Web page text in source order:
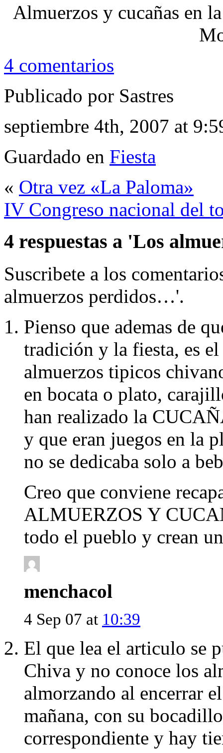
Almuerzos y cucañas en
4 comentarios
Publicado por Sastres
septiembre 4th, 2007 at
Guardado en Fiesta
« Otra vez «La Paloma»
IV Congreso nacional del
4 respuestas a 'Los
Suscribete a los
almuerzos perdidos…'.
Pienso que ademas de
tradición y la fiesta, es
almuerzos tipicos
en bocata o plato,
han realizado la
y que eran juegos en la
no se dedicaba solo a
Creo que conviene
ALMUERZOS Y
todo el pueblo y crean
menchacol
4 Sep 07 at 10:39
El que lea el articulo se
Chiva y no conoce los
almorzando al encerrar
mañana, con su
correspondiente y hay